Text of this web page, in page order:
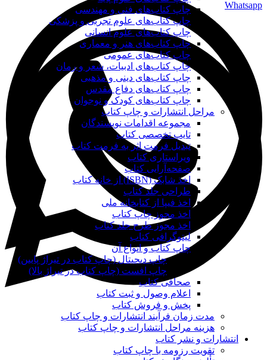
Whatsapp
چاپ کتاب‌های فنی و مهندسی
چاپ کتاب‌های علوم تجربی و پزشکی
چاپ کتاب‌های علوم انسانی
چاپ کتاب‌های هنر و معماری
چاپ کتاب‌های عمومی
چاپ کتاب‌های ادبیات، شعر و رمان
چاپ کتاب‌های دینی و مذهبی
چاپ کتاب‌های دفاع مقدس
چاپ کتاب‌های کودک و نوجوان
مراحل انتشارات و چاپ کتاب
مجموعه اقدامات نویسندگان
تایپ تخصصی کتاب
تبدیل فرمت اثر به فرمت کتاب
ویراستاری کتاب
صفحه‌آرایی کتاب
اخذ شابک (ISBN) از خانه کتاب
طراحی جلد کتاب
اخذ فیپا از کتابخانه ملی
اخذ مجوز چاپ کتاب
اخذ مجوز طرح جلد کتاب
لیتوگرافی کتاب
چاپ کتاب و انواع آن
چاپ دیجیتال (چاپ کتاب در تیراژ پایین)
چاپ افست (چاپ کتاب در تیراژ بالا)
صحافی کتاب
اعلام وصول و ثبت کتاب
پخش و فروش کتاب
مدت زمان فرآیند انتشارات و چاپ کتاب
هزینه مراحل انتشارات و چاپ کتاب
انتشارات و نشر کتاب
تقویت رزومه با چاپ کتاب